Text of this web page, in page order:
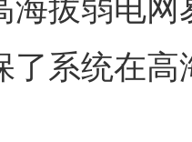
海拔弱电
了系统在